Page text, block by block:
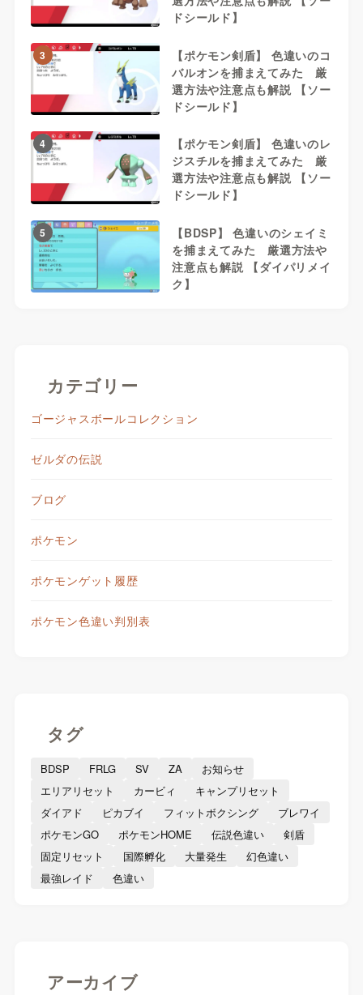
ドシールド】
3
【ポケモン剣盾】 色違いのコ
バルオンを捕まえてみた 厳
選方法や注意点も解説 【ソー
ドシールド】
4
【ポケモン剣盾】 色違いのレ
ジスチルを捕まえてみた 厳
選方法や注意点も解説 【ソー
ドシールド】
5
【BDSP】 色違いのシェイミ
を捕まえてみた 厳選方法や
注意点も解説 【ダイパリメイ
ク】
カテゴリー
ゴージャスボールコレクション
ゼルダの伝説
ブログ
ポケモン
ポケモンゲット履歴
ポケモン色違い判別表
タグ
BDSP FRLG SV ZA
お知らせ
エリアリセット
カービィ
キャンプリセット
ダイアド
ピカブイ フィットボクシング
ブレワイ
ポケモンGO
ポケモンHOME 伝説色違い
剣盾
固定リセット
国際孵化 大量発生
幻色違い
最強レイド
色違い
アーカイブ